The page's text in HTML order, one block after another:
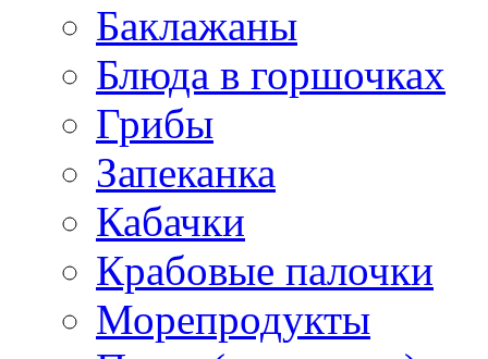
Баклажаны
Блюда в горшочках
Грибы
Запеканка
Кабачки
Крабовые палочки
Морепродукты